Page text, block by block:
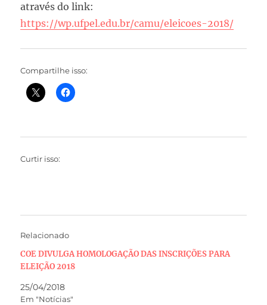
através do link:
https://wp.ufpel.edu.br/camu/eleicoes-2018/
Compartilhe isso:
Curtir isso:
Relacionado
COE DIVULGA HOMOLOGAÇÃO DAS INSCRIÇÕES PARA
ELEIÇÃO 2018
25/04/2018
Em "Notícias"